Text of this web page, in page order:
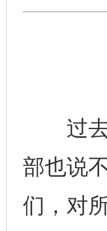
过去
部也说
们，对